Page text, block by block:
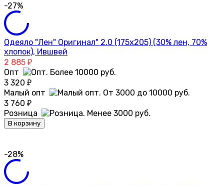
-27%
Одеяло "Лен" Оригинал" 2.0 (175х205) (30% лен, 70%
хлопок), Ившвей
2 885 ₽
Опт
3 320 ₽
Малый опт
3 760 ₽
Розница
В корзину
-28%